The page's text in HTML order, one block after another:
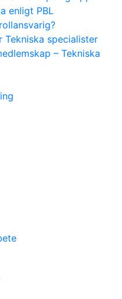
enligt PBL
Tekniska specialister
– Tekniska